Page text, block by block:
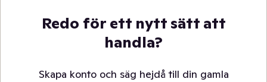
Redo för ett nytt sätt att
handla?
Skapa konto och säg hejdå till din gamla